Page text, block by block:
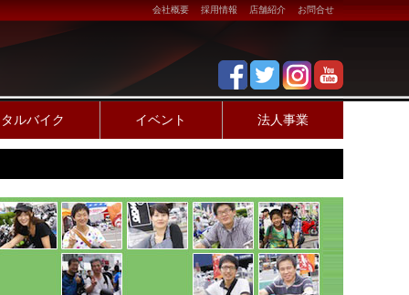
会社概要 採用情報 店舗紹介 お問合せ
ルバイク イベント 法人事業